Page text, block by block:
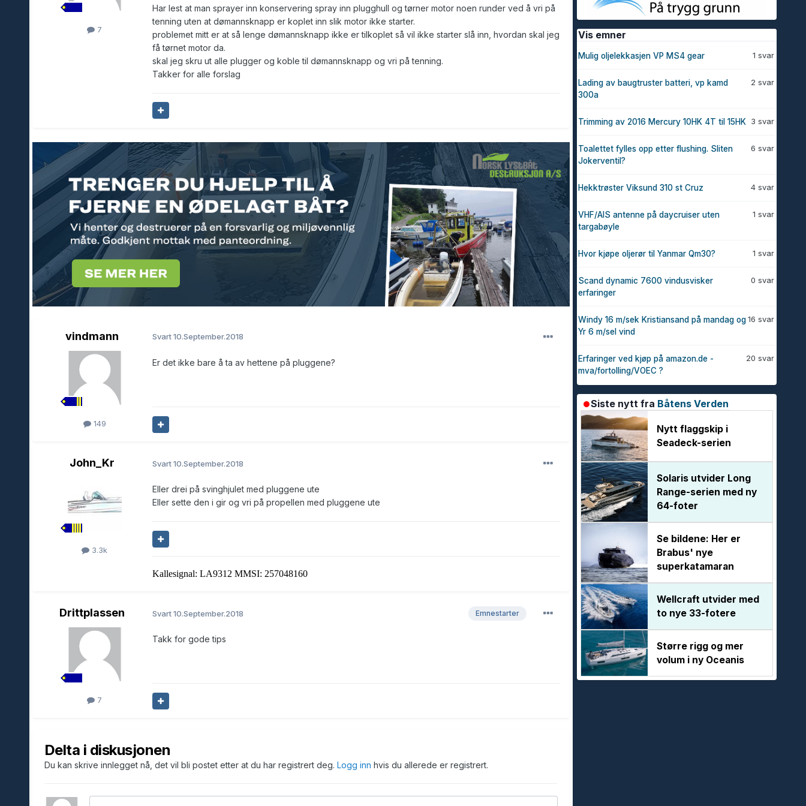
7
Har lest at man sprayer inn konservering spray inn plugghull og tørner motor noen runder ved å vri på
tenning uten at dømannsknapp er koplet inn slik motor ikke starter.
problemet mitt er at så lenge dømannsknapp ikke er tilkoplet så vil ikke starter slå inn, hvordan skal jeg
få tørnet motor da.
skal jeg skru ut alle plugger og koble til dømannsknapp og vri på tenning.
Takker for alle forslag
vindmann
149
Svart10.September.2018
Er det ikke bare å ta av hettene på pluggene?
John_Kr
3.3k
Svart10.September.2018
Eller drei på svinghjulet med pluggene ute
Eller sette den i gir og vri på propellen med pluggene ute
Kallesignal: LA9312 MMSI: 257048160
Drittplassen
7
Emnestarter
Svart10.September.2018
Takk for gode tips
Delta i diskusjonen
Du kan skrive innlegget nå, det vil bli postet etter at du har registrert deg. Logg inn hvis du allerede er registrert.
Vis emner
1 svar
Mulig oljelekkasjen VP MS4 gear
2 svar
Lading av baugtruster batteri, vp kamd
300a
3 svar
Trimming av 2016 Mercury 10HK 4T til 15HK
6 svar
Toalettet fylles opp etter flushing. Sliten
Jokerventil?
4 svar
Hekktrøster Viksund 310 st Cruz
1 svar
VHF/AIS antenne på daycruiser uten
targabøyle
1 svar
Hvor kjøpe oljerør til Yanmar Qm30?
0 svar
Scand dynamic 7600 vindusvisker
erfaringer
16 svar
Windy 16 m/sek Kristiansand på mandag og
Yr 6 m/sel vind
20 svar
Erfaringer ved kjøp på amazon.de -
mva/fortolling/VOEC ?
Siste nytt fra Båtens Verden
Nytt flaggskip i
Seadeck-serien
Solaris utvider Long
Range-serien med ny
64-foter
Se bildene: Her er
Brabus' nye
superkatamaran
Wellcraft utvider med
to nye 33-fotere
Større rigg og mer
volum i ny Oceanis